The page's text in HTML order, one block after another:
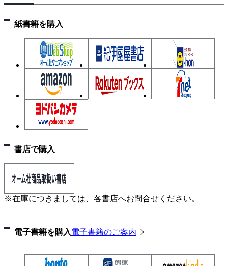
プロンプトエンジニアリングによる質問応答
LoRAによる質問応答のファインチューニング
ァインチューニング
画像生成のファインチューニング
Chapter 5 強化学習によるファインチューニング
強化学習とRLHF
ポジティブな文生成のファインチューニング
Appendix 評価指標
2値分類の評価指標
マルチクラス分類の評価方法
紙書籍を購入
書店で購入
※在庫につきましては、各書店へお問合せください。
電子書籍を購入電子書籍のご案内